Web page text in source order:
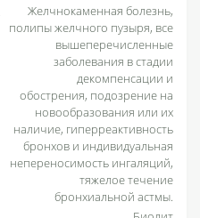
Желчнокаменная болезнь,
полипы желчного пузыря, все
вышеперечисленные
заболевания в стадии
декомпенсации и
обострения, подозрение на
новообразования или их
наличие, гиперреактивность
бронхов и индивидуальная
непереносимость ингаляций,
тяжелое течение
бронхиальной астмы.